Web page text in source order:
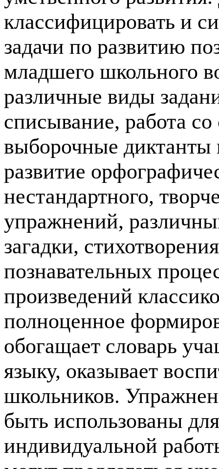
классифицировать и
задачи по развитию
младшего школьного
различные виды
списывание, работа
выборочные диктанты
развитие
нестандартного,
упражнений,
загадки,
познавательных
произведений
полноценное
обогащает словарь
языку, оказывает
школьников.
быть использованы
индивидуальной